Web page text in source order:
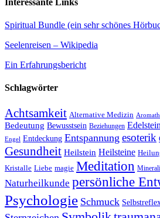
Interessante Links
Spiritual Bundle (ein sehr schönes
Seelenreisen – Wikipedia
Ein Erfahrungsbericht
Schlagwörter
Achtsamkeit Alternative Medizin
Bedeutung Bewusstsein Beziehungen
Engel Entdeckung Entspannung esoterik
Gesundheit Heilstein Heilsteine
Kristalle Liebe magie Meditation
Naturheilkunde persönliche
Psychologie Schmuck